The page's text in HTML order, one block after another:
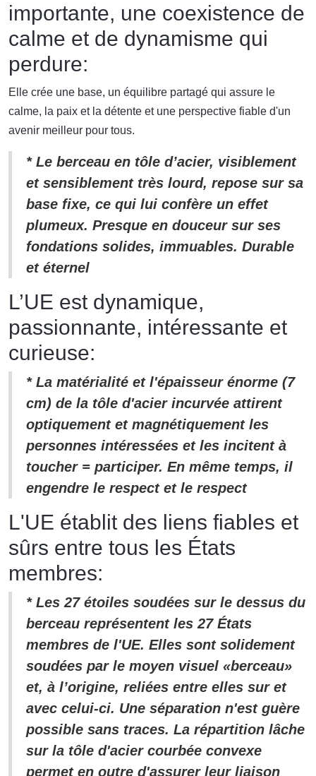
importante, une coexistence de
calme et de dynamisme qui
perdure:
Elle crée une base, un équilibre partagé qui assure le
calme, la paix et la détente et une perspective fiable d'un
avenir meilleur pour tous.
* Le berceau en tôle d’acier, visiblement
et sensiblement très lourd, repose sur sa
base fixe, ce qui lui confère un effet
plumeux. Presque en douceur sur ses
fondations solides, immuables. Durable
et éternel
L’UE est dynamique,
passionnante, intéressante et
curieuse:
* La matérialité et l'épaisseur énorme (7
cm) de la tôle d'acier incurvée attirent
optiquement et magnétiquement les
personnes intéressées et les incitent à
toucher = participer. En même temps, il
engendre le respect et le respect
L'UE établit des liens fiables et
sûrs entre tous les États
membres:
* Les 27 étoiles soudées sur le dessus du
berceau représentent les 27 États
membres de l'UE. Elles sont solidement
soudées par le moyen visuel «berceau»
et, à l’origine, reliées entre elles sur et
avec celui-ci. Une séparation n'est guère
possible sans traces. La répartition lâche
sur la tôle d'acier courbée convexe
permet en outre d'assurer leur liaison